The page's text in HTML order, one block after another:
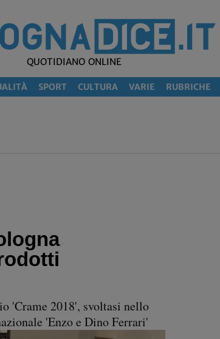
QUOTIDIANO ONLINE
SPORT CULTURA VARIE RUBRICHE
'Crame 2018', svoltasi nello
'Enzo e Dino Ferrari'